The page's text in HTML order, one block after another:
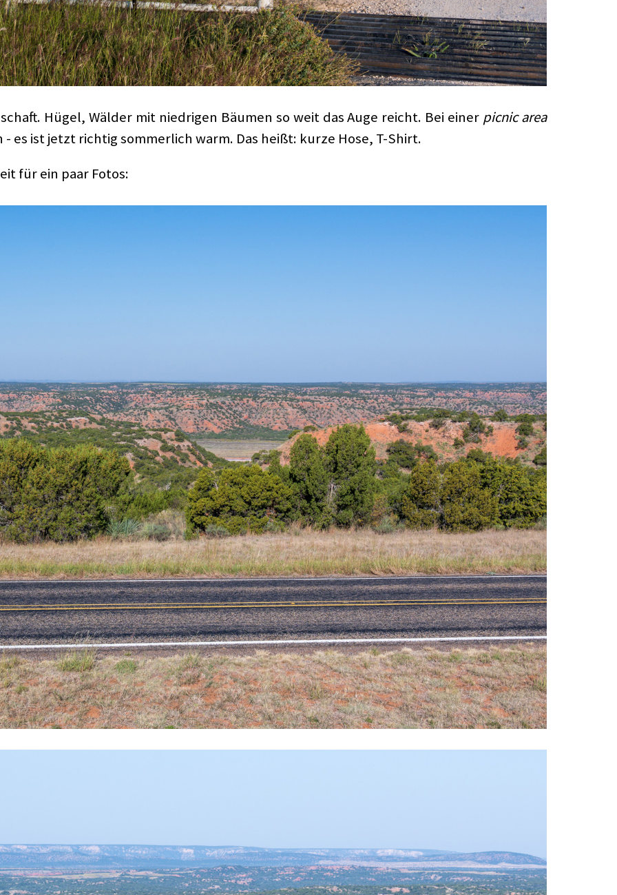
Hügel, Wälder mit niedrigen Bäumen so weit das Auge reicht. Bei einer picnic area
es ist jetzt richtig sommerlich warm. Das heißt: kurze Hose, T-Shirt.
für ein paar Fotos: